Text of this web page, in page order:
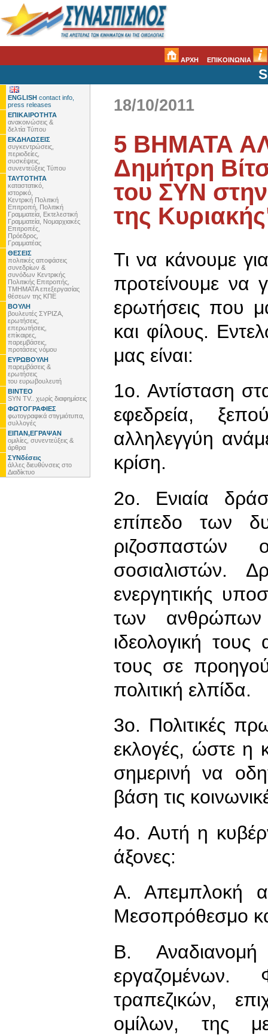
ΑΡΧΗ ΕΠΙΚΟΙΝΩΝΙΑ
ENGLISH contact info,
press releases
ΕΠΙΚΑΙΡΟΤΗΤΑ
ανακοινώσεις &
δελτία Τύπου
ΕΚΔΗΛΩΣΕΙΣ
συγκεντρώσεις,
περιοδείες,
συσκέψεις,
συνεντεύξεις Τύπου
ΤΑΥΤΟΤΗΤΑ
καταστατικό,
ιστορικό,
Κεντρική Πολιτική
Επιτροπή, Πολιτική
Γραμματεία, Εκτελεστική
Γραμματεία, Νομαρχιακές
Επιτροπές,
Πρόεδρος,
Γραμματέας
ΘΕΣΕΙΣ
πολιτικές αποφάσεις
συνεδρίων &
συνόδων Κεντρικής
Πολιτικής Επιτροπής,
ΤΜΗΜΑΤΑ επεξεργασίας
θέσεων της ΚΠΕ
ΒΟΥΛΗ
βουλευτές ΣΥΡΙΖΑ,
ερωτήσεις,
επερωτήσεις,
επίκαιρες,
παρεμβάσεις,
προτάσεις νόμου
ΕΥΡΩΒΟΥΛΗ
παρεμβάσεις &
ερωτήσεις
του ευρωβουλευτή
ΒΙΝΤΕΟ
SYN TV.. χωρίς διαφημίσεις
ΦΩΤΟΓΡΑΦΙΕΣ
φωτογραφικά στιγμιότυπα,
συλλογές
ΕΙΠΑΝ,ΕΓΡΑΨΑΝ
ομιλίες, συνεντεύξεις &
άρθρα
ΣΥΝδέσεις
άλλες διευθύνσεις στο
Διαδίκτυο
18/10/2011
5 ΒΗΜΑΤΑ
Δημήτρη
του ΣΥΝ
της
Τι να κάνουμε
προτείνουμε να
ερωτήσεις που
και φίλους.
μας είναι:
1ο. Αντίσταση
εφεδρεία,
αλληλεγγύη
κρίση.
2ο. Ενιαία
επίπεδο των
ριζοσπαστών
σοσιαλιστών.
ενεργητικής
των
ιδεολογική
τους σε
πολιτική ελπίδα.
3ο. Πολιτικές
εκλογές, ώστε η
σημερινή να
βάση τις
4ο. Αυτή η
άξονες:
Α. Απεμπλοκή
Μεσοπρόθεσμο
Β.
τραπεζικών,
ομίλων, της